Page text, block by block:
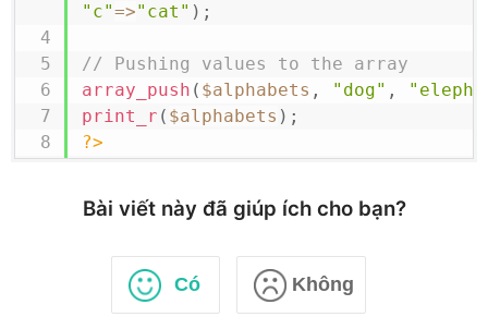
"c"=>"cat" ) ;
// Pushing values to the array
array_push ( $alphabets , "dog" ,
print_r ( $alphabets ) ;
?>
Bài viết này đã giúp ích cho bạn?
Có Không